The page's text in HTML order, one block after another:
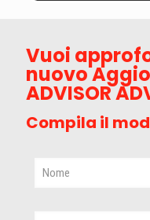
Vuoi
nuovo
ADVISOR
Compila il